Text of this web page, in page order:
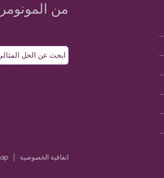
من
ابحث عن الحل
اتفاقية الخصوصية